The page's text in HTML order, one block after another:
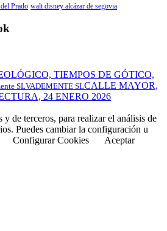
Prado walt disney alcázar de segovia
TIEMPOS DE GÓTICO,
SLVADEMENTE SLCALLE MAYOR,
24 ENERO 2026
de terceros, para realizar el análisis de
Puedes cambiar la configuración u
Configurar Cookies
Aceptar